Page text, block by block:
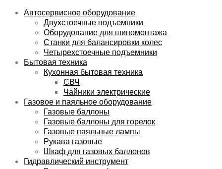
Автосервисное оборудование
Двухстоечные подъемники
Оборудование для шиномонтажа
Станки для балансировки колес
Четырехстоечные подъемники
Бытовая техника
Кухонная бытовая техника
СВЧ
Чайники электрические
Газовое и паяльное оборудование
Газовые баллоны
Газовые баллоны для горелок
Газовые паяльные лампы
Рукава газовые
Шкаф для газовых баллонов
Гидравлический инструмент